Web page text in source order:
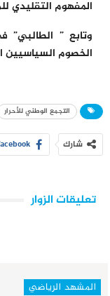
المفهوم التقليدي
وتابع ”
الخصوم السياسيين
التجمع الوطني للأحرار
شارك
تعليقات الزوار
المشهد الرياضي